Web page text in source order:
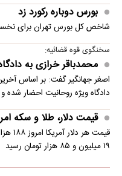
بورس دوباره رکورد زد
شاخص کل بورس تهران برای نخستین ‌بار وارد
سخنگوی قوه قضائیه:
محمدباقر خرازی به
اصغر جهانگیر گفت: بر اساس
دادگاه ویژه روحانیت احضار
قیمت دلار، طلا و سکه امروز شنبه
۱۹ میلیون و ۸۵ هزار تومان رسید